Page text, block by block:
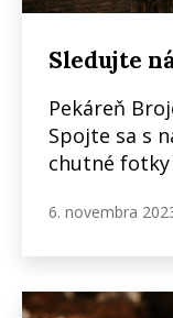
Sledujte
Pekáreň
Spojte sa s
chutné fotky
6. novembra